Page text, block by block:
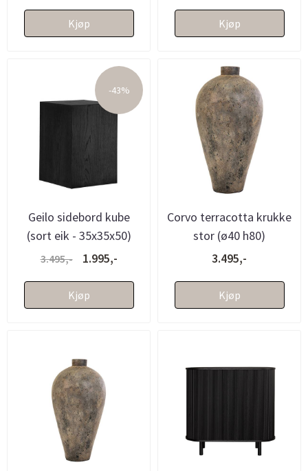
Kjøp Kjøp
-43%
Geilo sidebord kube
(sort eik - 35x35x50)
3.495,- 1.995,-
Kjøp
Corvo terracotta krukke
stor (ø40 h80)
3.495,-
Kjøp